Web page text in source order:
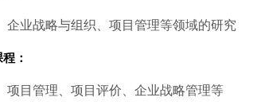
企业战略与组织、项目管理等领域的研究
：
项目管理、项目评价、企业战略管理等